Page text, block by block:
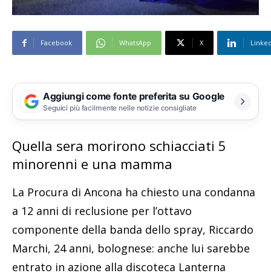
Facebook WhatsApp X
Aggiungi come fonte preferita su Google
Seguici più facilmente nelle notizie consigliate
Quella sera morirono schiacciati 5
minorenni e una mamma
La Procura di Ancona ha chiesto una condanna
a 12 anni di reclusione per l’ottavo
componente della banda dello spray, Riccardo
Marchi, 24 anni, bolognese: anche lui sarebbe
entrato in azione alla discoteca Lanterna